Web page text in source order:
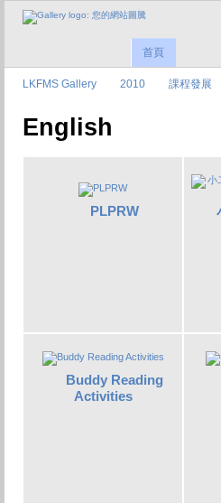
首頁
LKFMS Gallery 2010 課程發展
English
PLPRW
Buddy Reading
Activities